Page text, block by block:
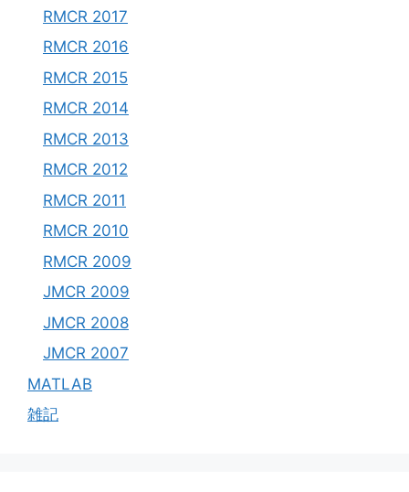
RMCR 2017
RMCR 2016
RMCR 2015
RMCR 2014
RMCR 2013
RMCR 2012
RMCR 2011
RMCR 2010
RMCR 2009
JMCR 2009
JMCR 2008
JMCR 2007
MATLAB
雑記